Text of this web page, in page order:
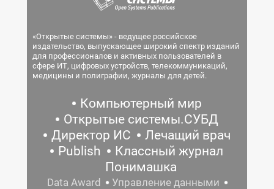
«Открытые системы» - ведущее российское
издательство, выпускающее широкий спектр изданий
для профессионалов и активных пользователей в
сфере ИТ, цифровых устройств, телекоммуникаций,
медицины и полиграфии, журналы для детей.
Компьютерный мир
Открытые системы.СУБД
Директор ИС
Лечащий врач
Publish
Классный журнал
Понимашка
Data Award Управление данными